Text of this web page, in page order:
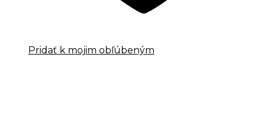
Pridať k mojim obľúbeným